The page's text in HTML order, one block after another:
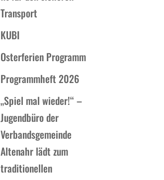
Transport
KUBI
Osterferien Programm
Programmheft 2026
„Spiel mal wieder!“ –
Jugendbüro der
Verbandsgemeinde
Altenahr lädt zum
traditionellen